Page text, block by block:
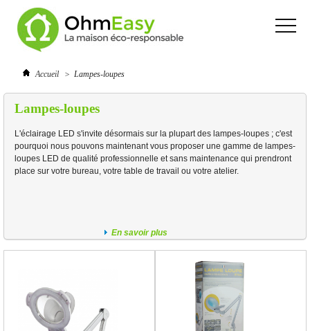
Accueil > Lampes-loupes
Lampes-loupes
L'éclairage LED s'invite désormais sur la plupart des lampes-loupes ; c'est
pourquoi nous pouvons maintenant vous proposer une gamme de lampes-
loupes LED de qualité professionnelle et sans maintenance qui prendront
place sur votre bureau, votre table de travail ou votre atelier.
En savoir plus